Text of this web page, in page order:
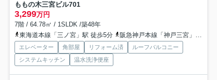
ももの木三宮ビル701
3,299万円
7階 / 64.78㎡ / 1SLDK /築48年
東海道本線「三ノ宮」駅 徒歩5分
阪急神戸本線「神戸三宮」駅 徒歩5分
エレベーター 角部屋 リフォーム済
ルーフバルコニー
システムキッチン
温水洗浄便座